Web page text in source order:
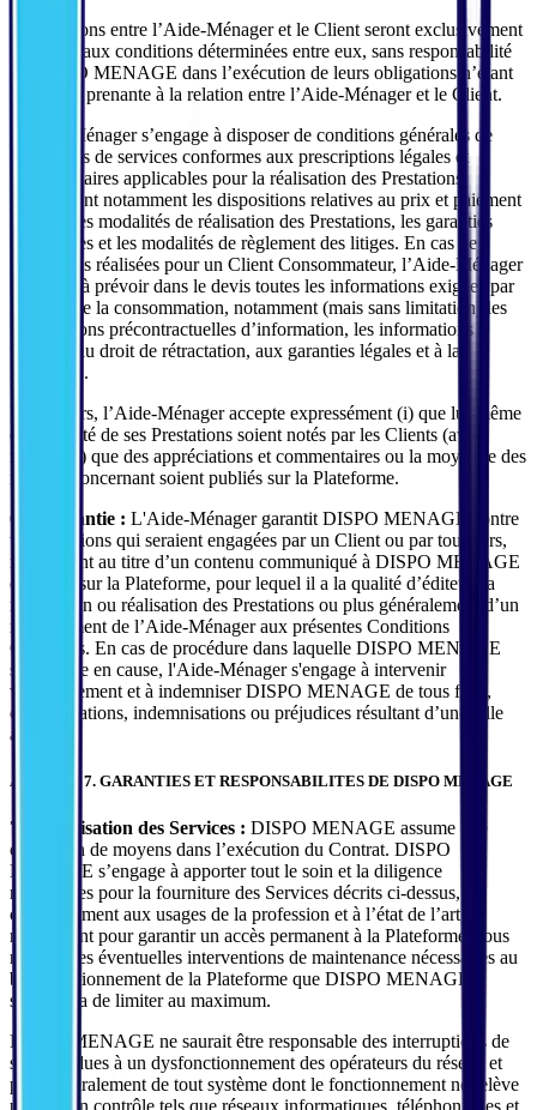
Les relations entre l’Aide-Ménager et le Client seront exclusivement
soumises aux conditions déterminées entre eux, sans responsabilité
de DISPO MENAGE dans l’exécution de leurs obligations n’étant
pas partie prenante à la relation entre l’Aide-Ménager et le Client.
L’Aide-Ménager s’engage à disposer de conditions générales de
prestations de services conformes aux prescriptions légales et
règlementaires applicables pour la réalisation des Prestations,
comprenant notamment les dispositions relatives au prix et paiement
du prix, les modalités de réalisation des Prestations, les garanties
applicables et les modalités de règlement des litiges. En cas de
Prestations réalisées pour un Client Consommateur, l’Aide-Ménager
s’engage à prévoir dans le devis toutes les informations exigées par
le Code de la consommation, notamment (mais sans limitation) les
informations précontractuelles d’information, les informations
relatives au droit de rétractation, aux garanties légales et à la
médiation.
Par ailleurs, l’Aide-Ménager accepte expressément (i) que lui-même
et la qualité de ses Prestations soient notés par les Clients (avis /
notes), (ii) que des appréciations et commentaires ou la moyenne des
notes le concernant soient publiés sur la Plateforme.
6.3. Garantie : L'Aide-Ménager garantit DISPO MENAGE contre
toutes actions qui seraient engagées par un Client ou par tout tiers,
notamment au titre d’un contenu communiqué à DISPO MENAGE
et publié sur la Plateforme, pour lequel il a la qualité d’éditeur, la
réservation ou réalisation des Prestations ou plus généralement d’un
manquement de l’Aide-Ménager aux présentes Conditions
Générales. En cas de procédure dans laquelle DISPO MENAGE
serait mise en cause, l'Aide-Ménager s'engage à intervenir
volontairement et à indemniser DISPO MENAGE de tous frais,
condamnations, indemnisations ou préjudices résultant d’une telle
action.
ARTICLE 7. GARANTIES ET RESPONSABILITES DE DISPO MENAGE
7.1. Réalisation des Services : DISPO MENAGE assume une
obligation de moyens dans l’exécution du Contrat. DISPO
MENAGE s’engage à apporter tout le soin et la diligence
nécessaires pour la fourniture des Services décrits ci-dessus,
conformément aux usages de la profession et à l’état de l’art,
notamment pour garantir un accès permanent à la Plateforme, sous
réserve des éventuelles interventions de maintenance nécessaires au
bon fonctionnement de la Plateforme que DISPO MENAGE
s'efforcera de limiter au maximum.
DISPO MENAGE ne saurait être responsable des interruptions de
services dues à un dysfonctionnement des opérateurs du réseau et
plus généralement de tout système dont le fonctionnement ne relève
pas de son contrôle tels que réseaux informatiques, téléphoniques et